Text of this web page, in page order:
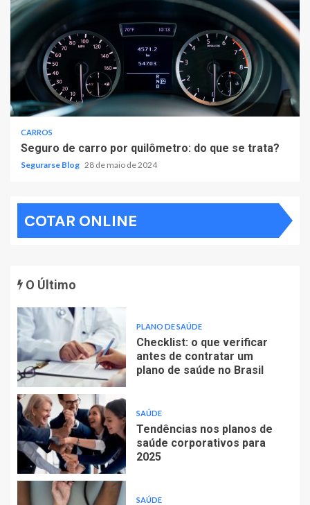
CARROS
Seguro de carro por quilômetro: do que se trata?
Segurarse Blog 28 de maio de 2024
COTAR ONLINE
O Último
PLANO DE SAÚDE
Checklist: o que verificar
antes de contratar um
plano de saúde no Brasil
SAÚDE
Tendências nos planos de
saúde corporativos para
2025
SAÚDE